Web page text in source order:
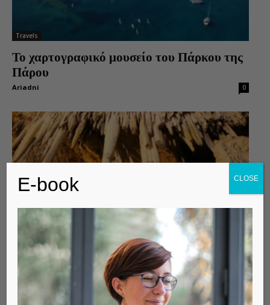
Travels
Το χαρτογραφικό μουσείο του Πάρκου της
Πάρου
Ariadni 0
Travels
Το σπήλαιο της Αντιπάρου
E-book CLOSE